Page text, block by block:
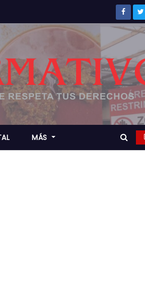
MÁS